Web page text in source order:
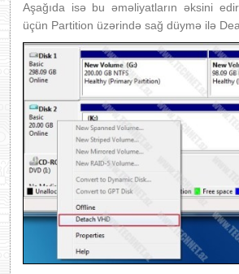
Aşağıda isə bu əməliyatların əksini
üçün Partition üzərində sağ düymə ilə